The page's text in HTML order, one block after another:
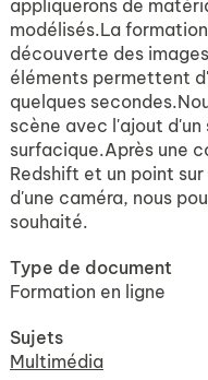
appliquerons de
modélisés.La
découverte des
éléments permettent
quelques
scène avec l'ajout d'un
surfacique.Après une
Redshift et un point
d'une caméra, nous
souhaité.
Type de document
Formation en ligne
Sujets
Multimédia